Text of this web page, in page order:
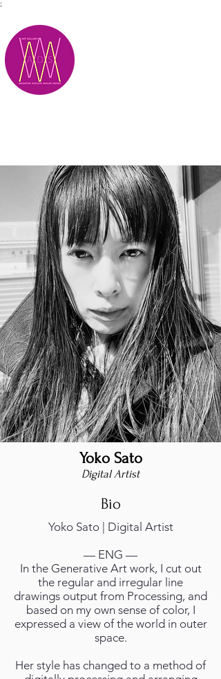
;
Yoko Sato
Digital Artist
Bio
Yoko Sato | Digital Artist
— ENG —
In the Generative Art work, I cut out
the regular and irregular line
drawings output from Processing, and
based on my own sense of color, I
expressed a view of the world in outer
space.
Her style has changed to a method of